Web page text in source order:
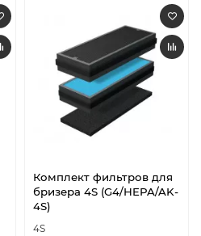
Комплект фильтров для
бризера 4S (G4/HEPA/AK-
4S)
4S